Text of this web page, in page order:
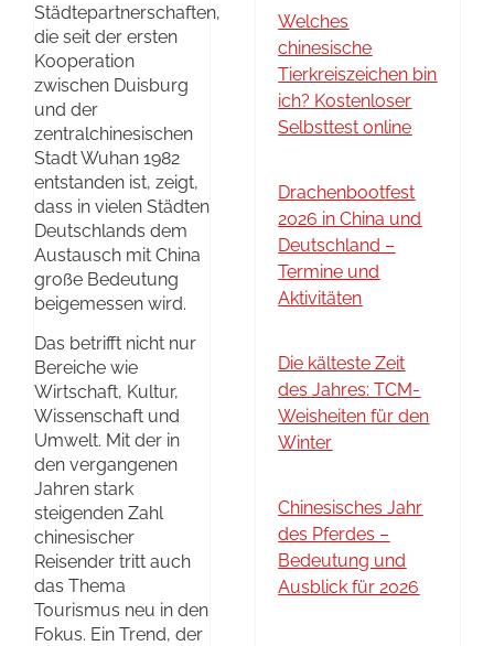
Städtepartnerschaften,
die seit der ersten
Kooperation
zwischen Duisburg
und der
zentralchinesischen
Stadt Wuhan 1982
entstanden ist, zeigt,
dass in vielen Städten
Deutschlands dem
Austausch mit China
große Bedeutung
beigemessen wird.
Das betrifft nicht nur
Bereiche wie
Wirtschaft, Kultur,
Wissenschaft und
Umwelt. Mit der in
den vergangenen
Jahren stark
steigenden Zahl
chinesischer
Reisender tritt auch
das Thema
Tourismus neu in den
Fokus. Ein Trend, der
Welches
chinesische
Tierkreiszeichen bin
ich? Kostenloser
Selbsttest online
Drachenbootfest
2026 in China und
Deutschland –
Termine und
Aktivitäten
Die kälteste Zeit
des Jahres: TCM-
Weisheiten für den
Winter
Chinesisches Jahr
des Pferdes –
Bedeutung und
Ausblick für 2026